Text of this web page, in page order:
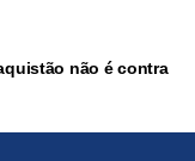
não é contra